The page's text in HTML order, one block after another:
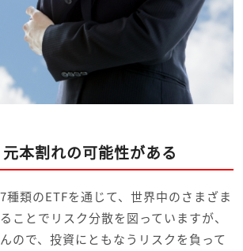
本割れの可能性がある
種類のETFを通じて、世界中のさまざま
ことでリスク分散を図っていますが、
ので、投資にともなうリスクを負って